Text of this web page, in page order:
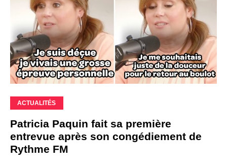
ACTUALITÉS
Patricia Paquin fait sa première
entrevue après son congédiement de
Rythme FM